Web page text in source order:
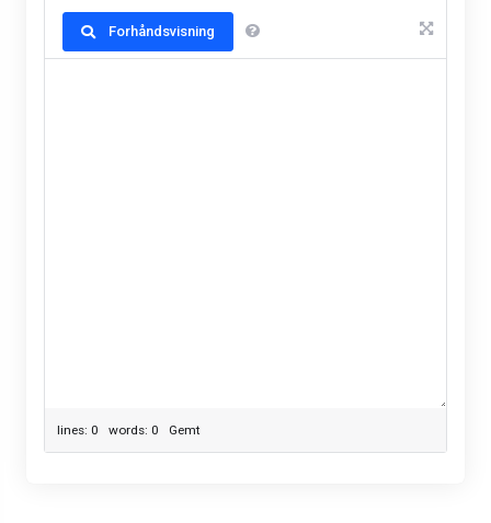
Forhåndsvisning
lines: 0 words: 0 Gemt